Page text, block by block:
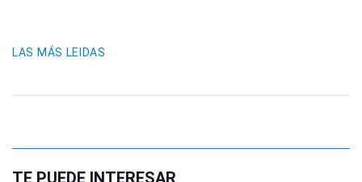
LAS MÁS LEIDAS
TE PUEDE INTERESAR